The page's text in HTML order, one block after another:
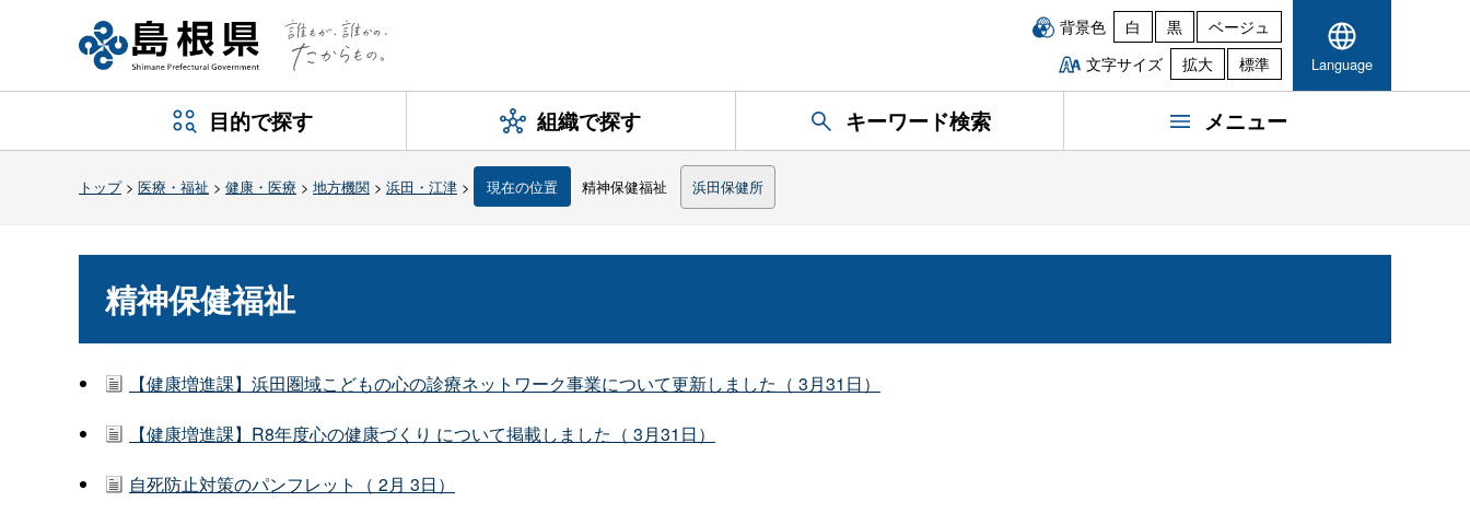
背景色 白 黒
ベージュ
文字サイズ
拡大 標準 Language
目的で探す 組織で探す キーワード検索 メニュー
トップ> 医療・福祉 > 健康・医療 > 地方機関 > 浜田・江津 > 現在の位置 精神保健福祉 浜田保健所
精神保健福祉
【健康増進課】浜田圏域こどもの心の診療ネットワーク事業について更新しました（ 3月31日）
【健康増進課】R8年度心の健康づくり について掲載しました（ 3月31日）
自死防止対策のパンフレット（ 2月 3日）